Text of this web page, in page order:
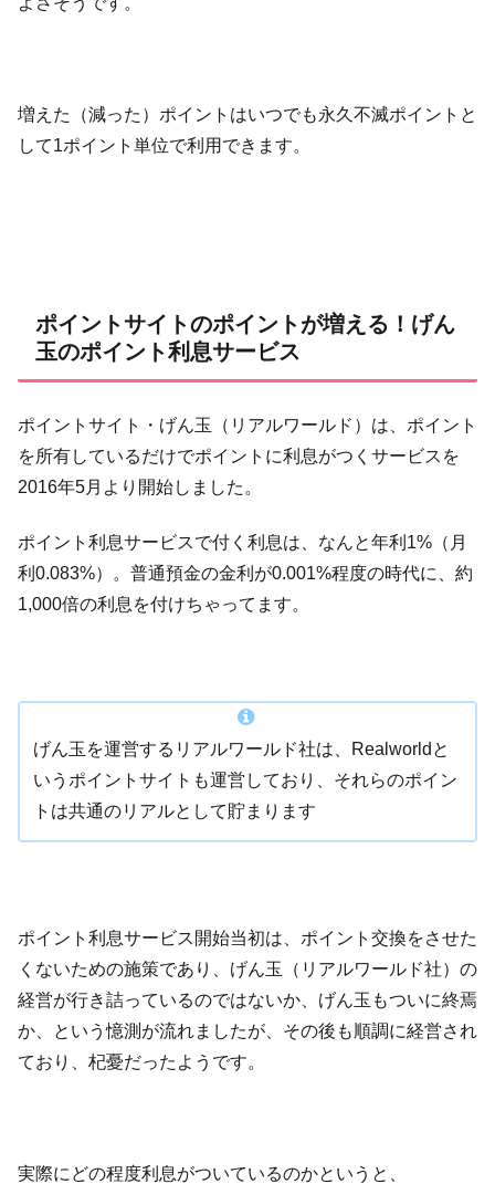
増えた（減った）ポイントはいつでも永久不滅ポイントと
して1ポイント単位で利用できます。
ポイントサイトのポイントが増える！げん
玉のポイント利息サービス
ポイントサイト・げん玉（リアルワールド）は、ポイント
を所有しているだけでポイントに利息がつくサービスを
2016年5月より開始しました。
ポイント利息サービスで付く利息は、なんと年利1%（月
利0.083%）。普通預金の金利が0.001%程度の時代に、約
1,000倍の利息を付けちゃってます。
げん玉を運営するリアルワールド社は、Realworldと
いうポイントサイトも運営しており、それらのポイン
トは共通のリアルとして貯まります
ポイント利息サービス開始当初は、ポイント交換をさせた
くないための施策であり、げん玉（リアルワールド社）の
経営が行き詰っているのではないか、げん玉もついに終焉
か、という憶測が流れましたが、その後も順調に経営され
ており、杞憂だったようです。
実際にどの程度利息がついているのかというと、